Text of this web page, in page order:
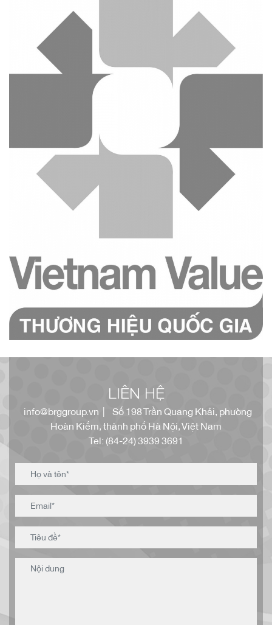
LIÊN HỆ
info@brggroup.vn | Số 198 Trần Quang Khải, phường
Hoàn Kiếm, thành phố Hà Nội, Việt Nam
Tel: (84-24) 3939 3691